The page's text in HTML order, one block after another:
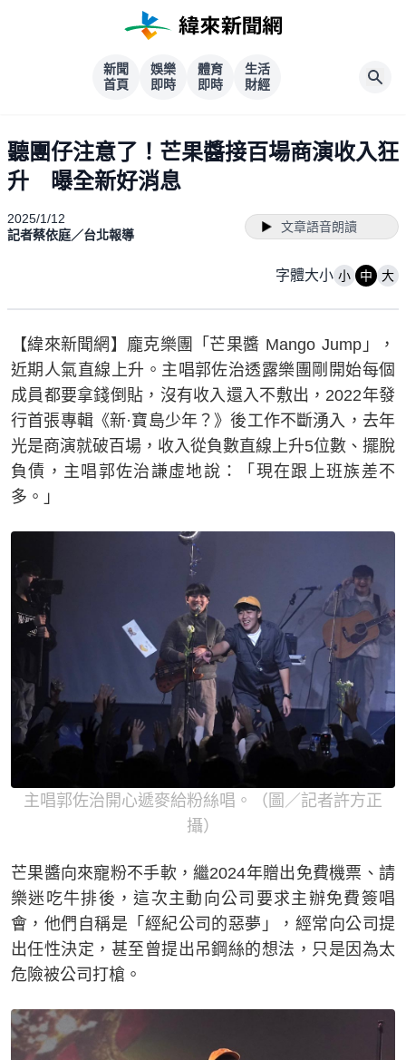
新聞
首頁
娛樂
即時
體育
即時
生活
財經
聽團仔注意了！芒果醬接百場商演收入狂
升 曝全新好消息
2025/1/12
記者蔡依庭／台北報導
文章語音朗讀
字體大小 小 中 大
【緯來新聞網】龐克樂團「芒果醬 Mango Jump」，
近期人氣直線上升。主唱郭佐治透露樂團剛開始每個
成員都要拿錢倒貼，沒有收入還入不敷出，2022年發
行首張專輯《新·寶島少年？》後工作不斷湧入，去年
光是商演就破百場，收入從負數直線上升5位數、擺脫
負債，主唱郭佐治謙虛地說：「現在跟上班族差不
多。」
主唱郭佐治開心遞麥給粉絲唱。（圖／記者許方正
攝）
芒果醬向來寵粉不手軟，繼2024年贈出免費機票、請
樂迷吃牛排後，這次主動向公司要求主辦免費簽唱
會，他們自稱是「經紀公司的惡夢」，經常向公司提
出任性決定，甚至曾提出吊鋼絲的想法，只是因為太
危險被公司打槍。